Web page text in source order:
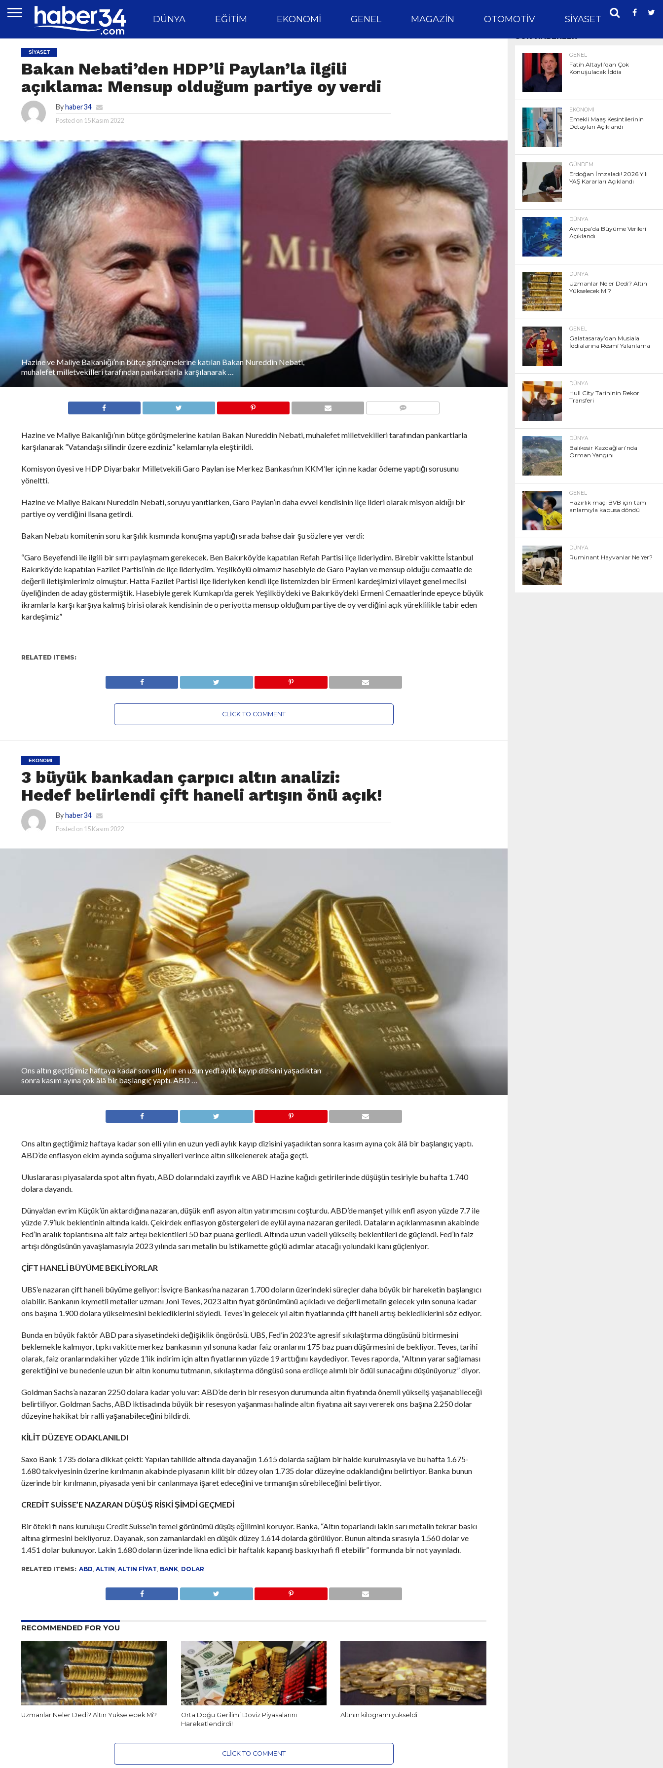
DÜNYA EĞITIM EKONOMI GENEL MAGAZIN OTOMOTIV SIYASET SPOR
SIYASET
Bakan Nebati’den HDP’li Paylan’la ilgili
açıklama: Mensup olduğum partiye oy verdi
Byhaber34
Posted on 15 Kasım 2022
Hazine ve Maliye Bakanlığı’nın bütçe görüşmelerine katılan Bakan Nureddin Nebati,
muhalefet milletvekilleri tarafından pankartlarla karşılanarak …
Hazine ve Maliye Bakanlığı’nın bütçe görüşmelerine katılan Bakan Nureddin Nebati, muhalefet milletvekilleri tarafından pankartlarla
karşılanarak ”Vatandaşı silindir üzere ezdiniz” kelamlarıyla eleştirildi.
Komisyon üyesi ve HDP Diyarbakır Milletvekili Garo Paylan ise Merkez Bankası’nın KKM’ler için ne kadar ödeme yaptığı sorusunu
yöneltti.
Hazine ve Maliye Bakanı Nureddin Nebati, soruyu yanıtlarken, Garo Paylan’ın daha evvel kendisinin ilçe lideri olarak misyon aldığı bir
partiye oy verdiğini lisana getirdi.
Bakan Nebatı komitenin soru karşılık kısmında konuşma yaptığı sırada bahse dair şu sözlere yer verdi:
“Garo Beyefendi ile ilgili bir sırrı paylaşmam gerekecek. Ben Bakırköy’de kapatılan Refah Partisi ilçe lideriydim. Birebir vakitte İstanbul
Bakırköy’de kapatılan Fazilet Partisi’nin de ilçe lideriydim. Yeşilköylü olmamız hasebiyle de Garo Paylan ve mensup olduğu cemaatle de
değerli iletişimlerimiz olmuştur. Hatta Fazilet Partisi ilçe lideriyken kendi ilçe listemizden bir Ermeni kardeşimizi vilayet genel meclisi
üyeliğinden de aday göstermiştik. Hasebiyle gerek Kumkapı’da gerek Yeşilköy’deki ve Bakırköy’deki Ermeni Cemaatlerinde epeyce büyük
ikramlarla karşı karşıya kalmış birisi olarak kendisinin de o periyotta mensup olduğum partiye de oy verdiğini açık yüreklilikle tabir eden
kardeşimiz”
RELATED ITEMS:
CLICK TO COMMENT
EKONOMI
3 büyük bankadan çarpıcı altın analizi:
Hedef belirlendi çift haneli artışın önü açık!
Byhaber34
Posted on 15 Kasım 2022
Ons altın geçtiğimiz haftaya kadar son elli yılın en uzun yedi aylık kayıp dizisini yaşadıktan
sonra kasım ayına çok âlâ bir başlangıç yaptı. ABD …
Ons altın geçtiğimiz haftaya kadar son elli yılın en uzun yedi aylık kayıp dizisini yaşadıktan sonra kasım ayına çok âlâ bir başlangıç yaptı.
ABD’de enflasyon ekim ayında soğuma sinyalleri verince altın silkelenerek atağa geçti.
Uluslararası piyasalarda spot altın fiyatı, ABD dolarındaki zayıflık ve ABD Hazine kağıdı getirilerinde düşüşün tesiriyle bu hafta 1.740
dolara dayandı.
Dünya’dan evrim Küçük’ün aktardığına nazaran, düşük enfl asyon altın yatırımcısını coşturdu. ABD’de manşet yıllık enfl asyon yüzde 7.7 ile
yüzde 7.9’luk beklentinin altında kaldı. Çekirdek enflasyon göstergeleri de eylül ayına nazaran geriledi. Dataların açıklanmasının akabinde
Fed’in aralık toplantısına ait faiz artışı beklentileri 50 baz puana geriledi. Altında uzun vadeli yükseliş beklentileri de güçlendi. Fed’in faiz
artışı döngüsünün yavaşlamasıyla 2023 yılında sarı metalin bu istikamette güçlü adımlar atacağı yolundaki kanı güçleniyor.
ÇİFT HANELİ BÜYÜME BEKLİYORLAR
UBS’e nazaran çift haneli büyüme geliyor: İsviçre Bankası’na nazaran 1.700 doların üzerindeki süreçler daha büyük bir hareketin başlangıcı
olabilir. Bankanın kıymetli metaller uzmanı Joni Teves, 2023 altın fiyat görünümünü açıkladı ve değerli metalin gelecek yılın sonuna kadar
ons başına 1.900 dolara yükselmesini beklediklerini söyledi. Teves’in gelecek yıl altın fiyatlarında çift haneli artış beklediklerini söz ediyor.
Bunda en büyük faktör ABD para siyasetindeki değişiklik öngörüsü. UBS, Fed’in 2023’te agresif sıkılaştırma döngüsünü bitirmesini
beklemekle kalmıyor, tıpkı vakitte merkez bankasının yıl sonuna kadar faiz oranlarını 175 baz puan düşürmesini de bekliyor. Teves, tarihî
olarak, faiz oranlarındaki her yüzde 1’lik indirim için altın fiyatlarının yüzde 19 arttığını kaydediyor. Teves raporda, “Altının yarar sağlaması
gerektiğini ve bu nedenle uzun bir altın konumu tutmanın, sıkılaştırma döngüsü sona erdikçe alımlı bir ödül sunacağını düşünüyoruz” diyor.
Goldman Sachs’a nazaran 2250 dolara kadar yolu var: ABD’de derin bir resesyon durumunda altın fiyatında önemli yükseliş yaşanabileceği
belirtiliyor. Goldman Sachs, ABD iktisadında büyük bir resesyon yaşanması halinde altın fiyatına ait sayı vererek ons başına 2.250 dolar
düzeyine hakikat bir ralli yaşanabileceğini bildirdi.
KİLİT DÜZEYE ODAKLANILDI
Saxo Bank 1735 dolara dikkat çekti: Yapılan tahlilde altında dayanağın 1.615 dolarda sağlam bir halde kurulmasıyla ve bu hafta 1.675-
1.680 takviyesinin üzerine kırılmanın akabinde piyasanın kilit bir düzey olan 1.735 dolar düzeyine odaklandığını belirtiyor. Banka bunun
üzerinde bir kırılmanın, piyasada yeni bir canlanmaya işaret edeceğini ve tırmanışın sürebileceğini belirtiyor.
CREDİT SUİSSE’E NAZARAN DÜŞÜŞ RİSKİ ŞİMDİ GEÇMEDİ
Bir öteki fi nans kuruluşu Credit Suisse’in temel görünümü düşüş eğilimini koruyor. Banka, “Altın toparlandı lakin sarı metalin tekrar baskı
altına girmesini bekliyoruz. Dayanak, son zamanlardaki en düşük düzey 1.614 dolarda görülüyor. Bunun altında sırasıyla 1.560 dolar ve
1.451 dolar bulunuyor. Lakin 1.680 doların üzerinde ikna edici bir haftalık kapanış baskıyı hafi fl etebilir” formunda bir not yayınladı.
RELATED ITEMS: ABD, ALTIN, ALTIN FIYAT, BANK, DOLAR
RECOMMENDED FOR YOU
Uzmanlar Neler Dedi? Altın Yükselecek Mi?
Orta Doğu Gerilimi Döviz Piyasalarını
Hareketlendirdi!
Altının kilogramı yükseldi
CLICK TO COMMENT
SON HABERLER
GENEL
Fatih Altaylı’dan Çok
Konuşulacak İddia
EKONOMI
Emekli Maaş Kesintilerinin
Detayları Açıklandı
GÜNDEM
Erdoğan İmzaladı! 2026 Yılı
YAŞ Kararları Açıklandı
DÜNYA
Avrupa’da Büyüme Verileri
Açıklandı
DÜNYA
Uzmanlar Neler Dedi? Altın
Yükselecek Mi?
GENEL
Galatasaray’dan Musiala
İddialarına Resmî Yalanlama
DÜNYA
Hull City Tarihinin Rekor
Transferi
DÜNYA
Balıkesir Kazdağları’nda
Orman Yangını
GENEL
Hazırlık maçı BVB için tam
anlamıyla kabusa döndü
DÜNYA
Ruminant Hayvanlar Ne Yer?